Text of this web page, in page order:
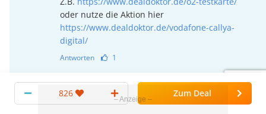
oder nutze die Aktion hier
https://www.dealdoktor.de/vodafone-callya-
digital/
Antworten 1
wewe Studi 21.12.2023, 16:58
826 Zum Deal